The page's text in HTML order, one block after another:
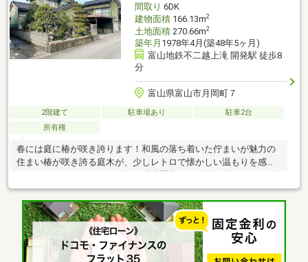
間取り 6DK
建物面積166.13m2
土地面積270.66m2
築年月 1978年4月(築48年5ヶ月)
富山地鉄不二越上滝 開発駅 徒歩8
分
富山県富山市月岡町７
2階建て 駐車場あり
駐車2台
所有権
春には庭に椿が咲き誇ります！和風の落ち着いた佇まいが魅力の
住まい椿が咲き誇る庭木が、少しレトロで懐かしい温もりを感じ
で、忙しい日でも暮らしにゆとりが生まれます【リフォーム履
歴】平成14年トイレ改修平成18年バリアフリー工事平成19年雨
樋、車庫シャッター取替車庫（シャッター高さ180cm）、プレハ
ブ物置あり